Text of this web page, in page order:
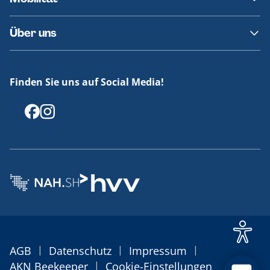
Fundsachen
Häufige Fragen
Barrierefreies Reisen
Erklärung Barrierefreiheit
Über uns
Offenlegungen
Finden Sie uns auf Social Media!
AGB | Datenschutz | Impressum |
AKN Beekeeper | Cookie-Einstellungen